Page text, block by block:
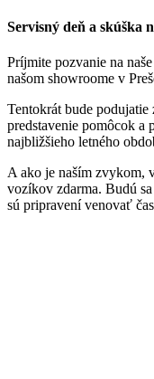
Servisný deň a skúška
Príjmite pozvanie na
našom showroome v
Tentokrát bude
predstavenie pomôcok a
najbližšieho letného
A ako je naším zvykom,
vozíkov zdarma. Budú
sú pripravení venovať